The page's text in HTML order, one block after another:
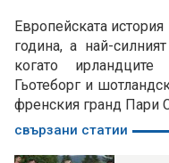
Европейската
година, а най-
когато
Гьотеборг и
френския гранд Пари
свързани статии